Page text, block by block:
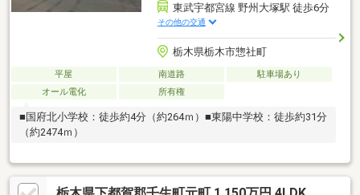
東武宇都宮線 野州大塚駅 徒歩6分
その他の交通
栃木県栃木市惣社町
平屋 南道路
駐車場あり
オール電化
所有権
■国府北小学校：徒歩約4分（約264ｍ）■東陽中学校：徒歩約31分
（約2474ｍ）